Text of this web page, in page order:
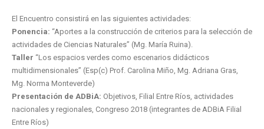
El Encuentro consistirá en las siguientes actividades:
Ponencia: “Aportes a la construcción de criterios para la selección de
actividades de Ciencias Naturales” (Mg. María Ruina).
Taller “Los espacios verdes como escenarios didácticos
multidimensionales” (Esp(c) Prof. Carolina Miño, Mg. Adriana Gras,
Mg. Norma Monteverde)
Presentación de ADBiA: Objetivos, Filial Entre Ríos, actividades
nacionales y regionales, Congreso 2018 (integrantes de ADBiA Filial
Entre Ríos)